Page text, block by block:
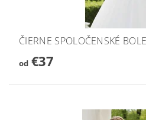
ČIERNE SPOLOČENSKÉ
od€37